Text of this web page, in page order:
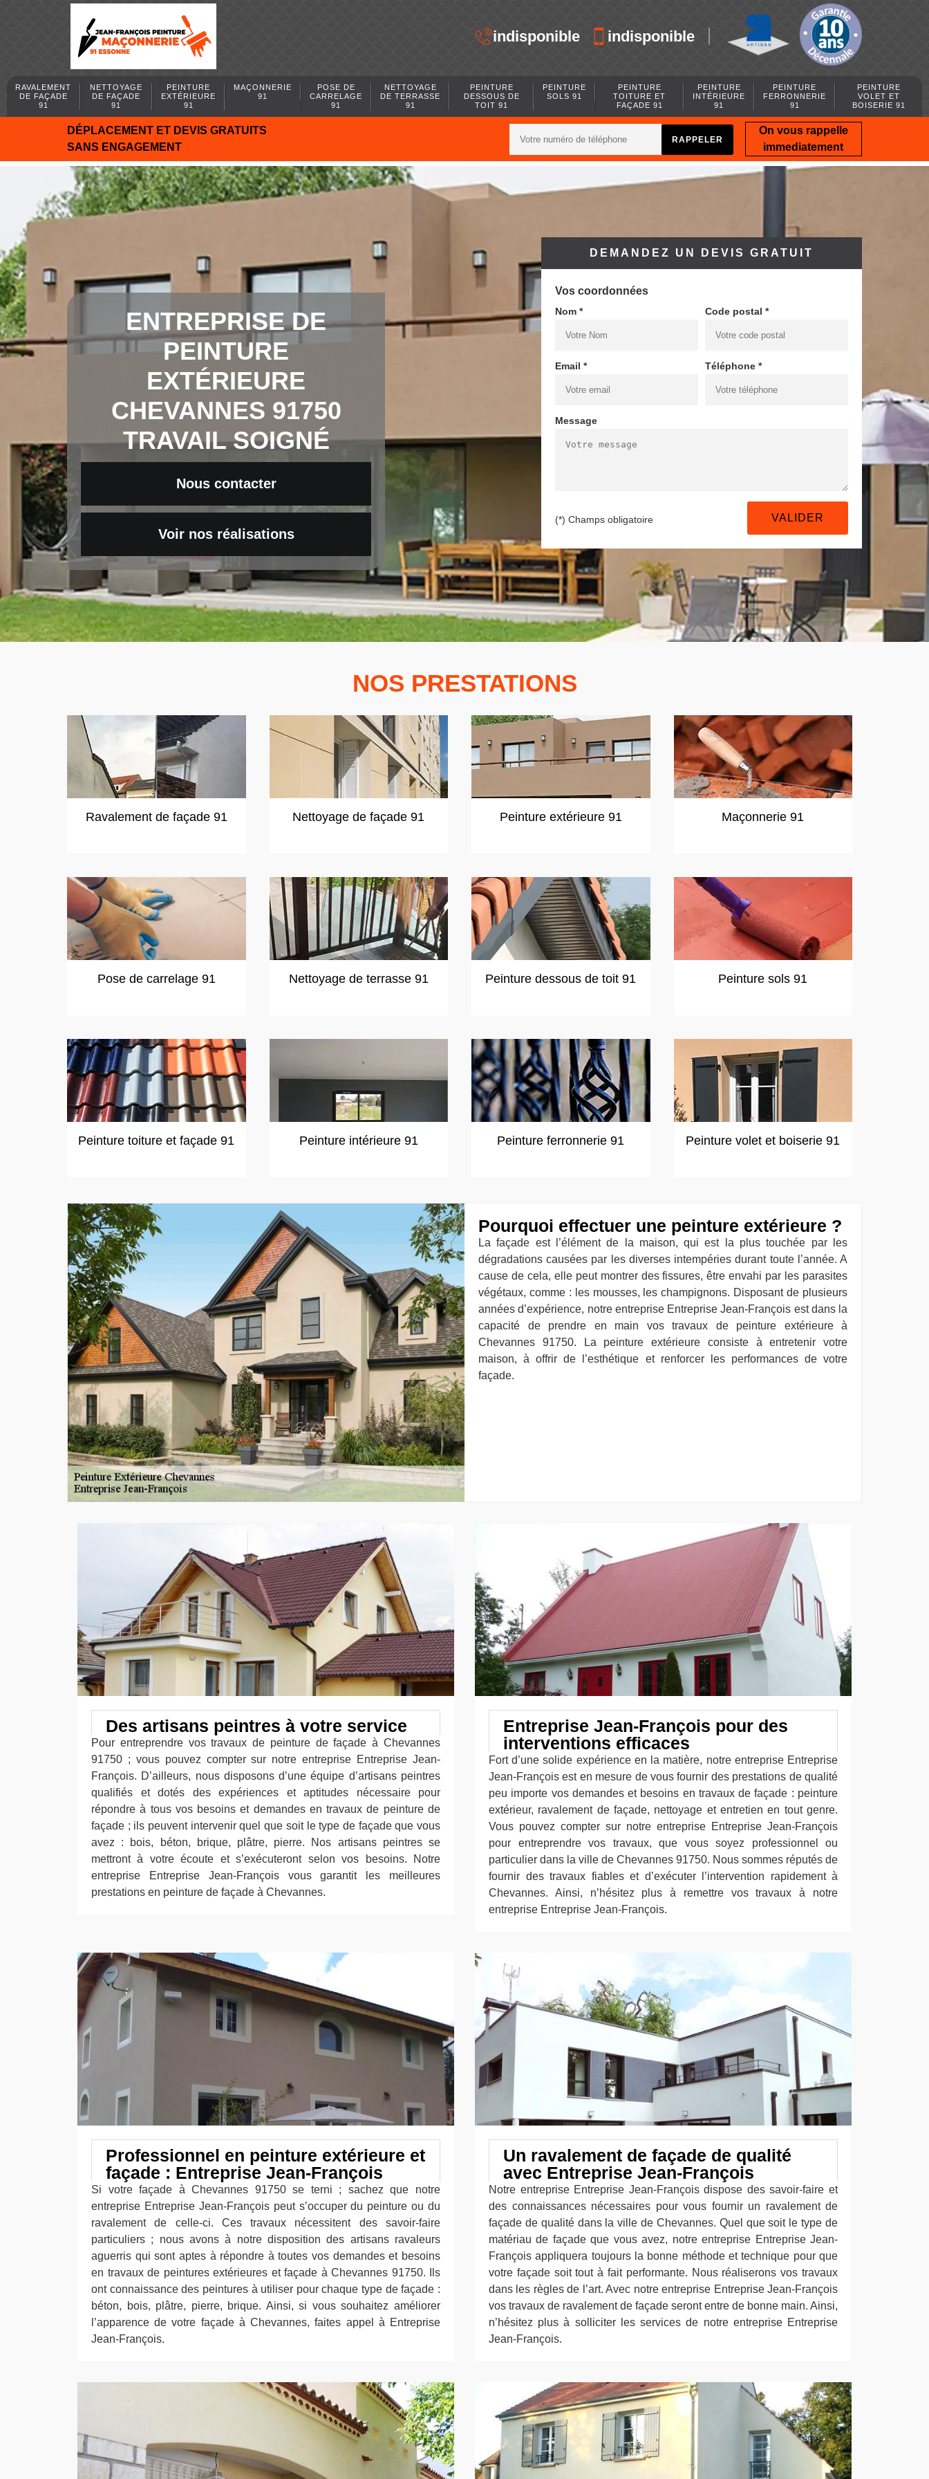
indisponible indisponible
RAVALEMENT
DE FAÇADE
91
NETTOYAGE
DE FAÇADE
91
PEINTURE
EXTÉRIEURE
91
MAÇONNERIE
91
POSE DE
CARRELAGE
91
NETTOYAGE
DE TERRASSE
91
PEINTURE
DESSOUS DE
TOIT 91
PEINTURE
SOLS 91
PEINTURE
TOITURE ET
FAÇADE 91
PEINTURE
INTÉRIEURE
91
PEINTURE
FERRONNERIE
91
PEINTURE
VOLET ET
BOISERIE 91
DÉPLACEMENT ET DEVIS GRATUITS
SANS ENGAGEMENT
On vous rappelle
immediatement
ENTREPRISE DE
PEINTURE
EXTÉRIEURE
CHEVANNES 91750
TRAVAIL SOIGNÉ
Nous contacter
Voir nos réalisations
DEMANDEZ UN DEVIS GRATUIT
Vos coordonnées
Nom * Code postal *
Email * Téléphone *
Message
(*) Champs obligatoire
NOS PRESTATIONS
Ravalement de façade 91 Nettoyage de façade 91 Peinture extérieure 91 Maçonnerie 91
Pose de carrelage 91 Nettoyage de terrasse 91 Peinture dessous de toit 91 Peinture sols 91
Peinture toiture et façade 91 Peinture intérieure 91 Peinture ferronnerie 91 Peinture volet et boiserie 91
Pourquoi effectuer une peinture extérieure ?
La façade est l’élément de la maison, qui est la plus touchée par les
dégradations causées par les diverses intempéries durant toute l’année. A
cause de cela, elle peut montrer des fissures, être envahi par les parasites
végétaux, comme : les mousses, les champignons. Disposant de plusieurs
années d’expérience, notre entreprise Entreprise Jean-François est dans la
capacité de prendre en main vos travaux de peinture extérieure à
Chevannes 91750. La peinture extérieure consiste à entretenir votre
maison, à offrir de l’esthétique et renforcer les performances de votre
façade.
Des artisans peintres à votre service
Pour entreprendre vos travaux de peinture de façade à Chevannes
91750 ; vous pouvez compter sur notre entreprise Entreprise Jean-
François. D’ailleurs, nous disposons d’une équipe d’artisans peintres
qualifiés et dotés des expériences et aptitudes nécessaire pour
répondre à tous vos besoins et demandes en travaux de peinture de
façade ; ils peuvent intervenir quel que soit le type de façade que vous
avez : bois, béton, brique, plâtre, pierre. Nos artisans peintres se
mettront à votre écoute et s’exécuteront selon vos besoins. Notre
entreprise Entreprise Jean-François vous garantit les meilleures
prestations en peinture de façade à Chevannes.
Entreprise Jean-François pour des
interventions efficaces
Fort d’une solide expérience en la matière, notre entreprise Entreprise
Jean-François est en mesure de vous fournir des prestations de qualité
peu importe vos demandes et besoins en travaux de façade : peinture
extérieur, ravalement de façade, nettoyage et entretien en tout genre.
Vous pouvez compter sur notre entreprise Entreprise Jean-François
pour entreprendre vos travaux, que vous soyez professionnel ou
particulier dans la ville de Chevannes 91750. Nous sommes réputés de
fournir des travaux fiables et d’exécuter l’intervention rapidement à
Chevannes. Ainsi, n’hésitez plus à remettre vos travaux à notre
entreprise Entreprise Jean-François.
Professionnel en peinture extérieure et
façade : Entreprise Jean-François
Si votre façade à Chevannes 91750 se terni ; sachez que notre
entreprise Entreprise Jean-François peut s’occuper du peinture ou du
ravalement de celle-ci. Ces travaux nécessitent des savoir-faire
particuliers ; nous avons à notre disposition des artisans ravaleurs
aguerris qui sont aptes à répondre à toutes vos demandes et besoins
en travaux de peintures extérieures et façade à Chevannes 91750. Ils
ont connaissance des peintures à utiliser pour chaque type de façade :
béton, bois, plâtre, pierre, brique. Ainsi, si vous souhaitez améliorer
l’apparence de votre façade à Chevannes, faites appel à Entreprise
Jean-François.
Un ravalement de façade de qualité
avec Entreprise Jean-François
Notre entreprise Entreprise Jean-François dispose des savoir-faire et
des connaissances nécessaires pour vous fournir un ravalement de
façade de qualité dans la ville de Chevannes. Quel que soit le type de
matériau de façade que vous avez, notre entreprise Entreprise Jean-
François appliquera toujours la bonne méthode et technique pour que
votre façade soit tout à fait performante. Nous réaliserons vos travaux
dans les règles de l’art. Avec notre entreprise Entreprise Jean-François
vos travaux de ravalement de façade seront entre de bonne main. Ainsi,
n’hésitez plus à solliciter les services de notre entreprise Entreprise
Jean-François.